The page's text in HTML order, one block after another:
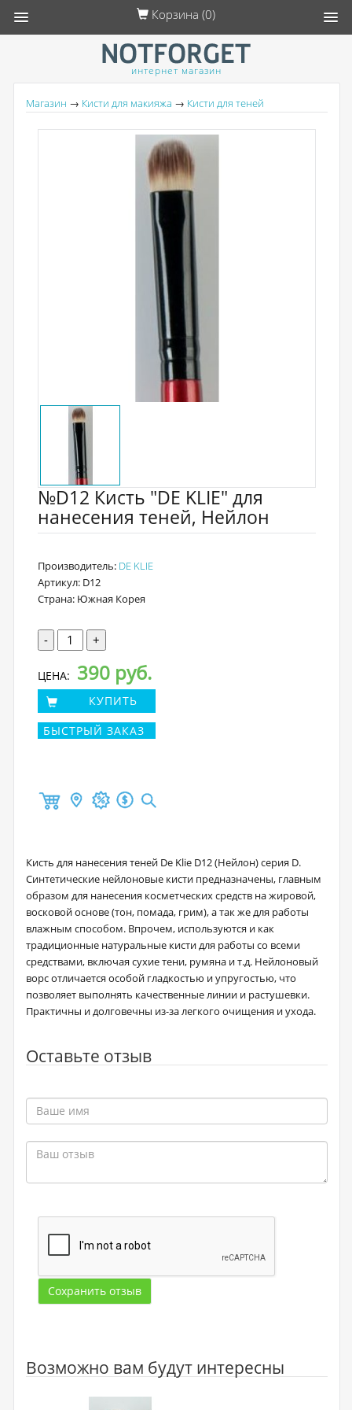
интернет магазин
Магазин → Кисти для макияжа → Кисти для теней
№D12 Кисть "DE KLIE" для
нанесения теней, Нейлон
Производитель: DE KLIE
Артикул: D12
Страна: Южная Корея
- +
ЦЕНА: 390 руб.
КУПИТЬ
БЫСТРЫЙ ЗАКАЗ
Кисть для нанесения теней De Klie D12 (Нейлон) серия D.
Синтетические нейлоновые кисти предназначены, главным
образом для нанесения косметческих средств на жировой,
восковой основе (тон, помада, грим), а так же для работы
влажным способом. Впрочем, используются и как
традиционные натуральные кисти для работы со всеми
средствами, включая сухие тени, румяна и т.д. Нейлоновый
ворс отличается особой гладкостью и упругостью, что
позволяет выполнять качественные линии и растушевки.
Практичны и долговечны из-за легкого очищения и ухода.
Оставьте отзыв
Сохранить отзыв
Возможно вам будут интересны
Корзина (0)